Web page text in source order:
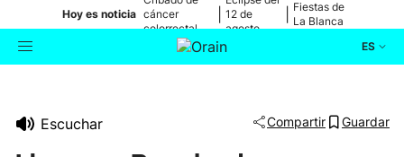
Hoy es noticia cáncer
colorrectal
12 de
agosto
Fiestas de
La Blanca
ES
Escuchar Compartir Guardar